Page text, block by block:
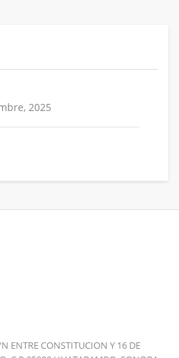
2025
ENTRE CONSTITUCION Y 16 DE